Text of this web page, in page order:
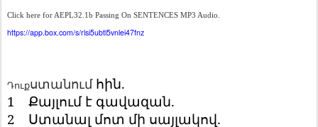
Click here for AEPL32.1b Passing On SENTENCES MP3 Audio.
https://app.box.com/s/rlsi5ubtl5vnlei47fnz
Դուքստանում հին.
1
Քայլում է գավազան.
2
Ստանալ մոտ մի սայլակով.